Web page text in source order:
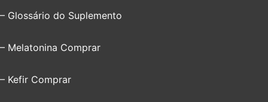
– Glossário do Suplemento
– Melatonina Comprar
– Kefir Comprar